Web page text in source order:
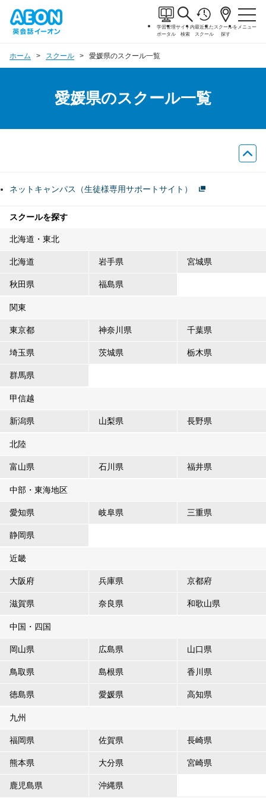
学習管理
ポータル
サイト内
検索
最近見た
スクール
スクールを
探す
メニュー
ホーム スクール 愛媛県のスクール一覧
愛媛県のスクール一覧
ネットキャンパス（生徒様専用サポートサイト）
スクールを探す
北海道・東北
北海道 岩手県 宮城県
秋田県 福島県
関東
東京都 神奈川県 千葉県
埼玉県 茨城県 栃木県
群馬県
甲信越
新潟県 山梨県 長野県
北陸
富山県 石川県 福井県
中部・東海地区
愛知県 岐阜県 三重県
静岡県
近畿
大阪府 兵庫県 京都府
滋賀県 奈良県 和歌山県
中国・四国
岡山県 広島県 山口県
鳥取県 島根県 香川県
徳島県 愛媛県 高知県
九州
福岡県 佐賀県 長崎県
熊本県 大分県 宮崎県
鹿児島県 沖縄県